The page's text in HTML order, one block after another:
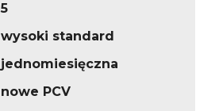
5
wysoki standard
jednomiesięczna
nowe PCV